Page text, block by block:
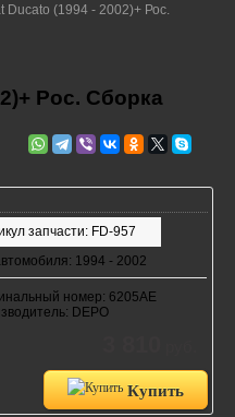
Ducato (1994 - 2002)+ Рос.
Рос. Сборка
запчасти: FD-957
1994 - 2002
номер: 6205AE
DEPO
Купить